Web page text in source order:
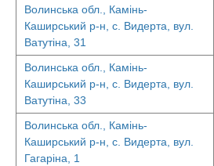
Волинська обл., Камінь-
Каширський р-н, с. Видерта, вул.
Ватутіна, 31
Волинська обл., Камінь-
Каширський р-н, с. Видерта, вул.
Ватутіна, 33
Волинська обл., Камінь-
Каширський р-н, с. Видерта, вул.
Гагаріна, 1